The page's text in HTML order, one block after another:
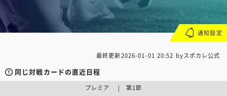
最終更新2026-01-01 20:52 byスポカレ公式
同じ対戦カードの直近日程
プレミア | 第1節
通知設定